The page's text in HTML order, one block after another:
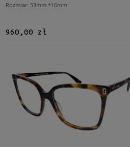
Rozmiar: 53mm *16mm
960,00 zł